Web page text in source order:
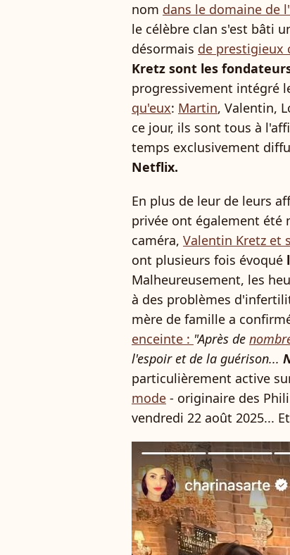
nom dans le domaine de
le célèbre clan s'est bâti
désormais de prestigieux
Kretz sont les
progressivement intégré
qu'eux: Martin, Valentin,
ce jour, ils sont tous à
temps exclusivement
Netflix.
En plus de leur de leurs
privée ont également été
caméra, Valentin Kretz et
ont plusieurs fois évoqué
Malheureusement, les
à des problèmes
mère de famille a
enceinte : "Après de
l'espoir et de la guérison...
particulièrement active
mode - originaire des
vendredi 22 août 2025...